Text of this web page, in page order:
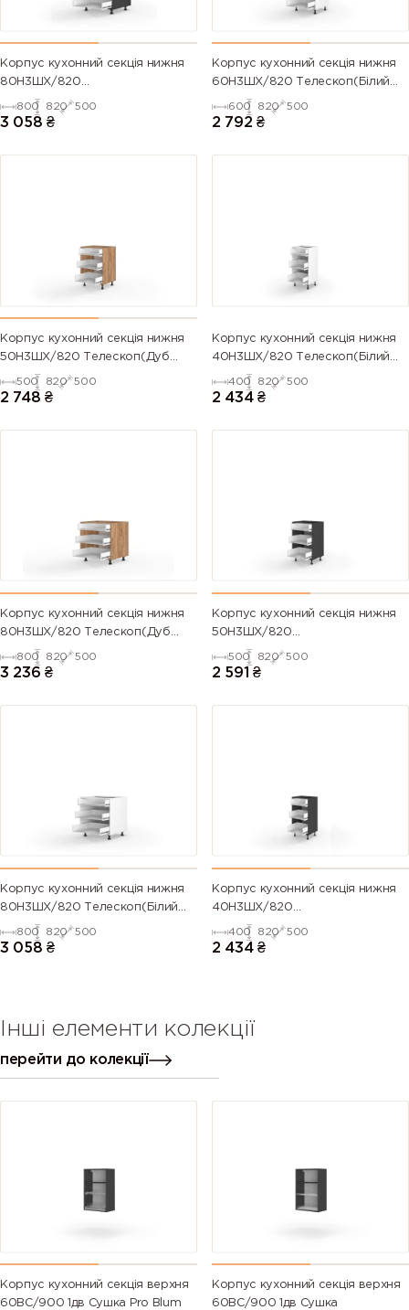
Корпус кухонний секція нижня
80Н3ШХ/820
Телескоп(Антрацит (Серія М))
800 820 500
3 058 ₴
Корпус кухонний секція нижня
60Н3ШХ/820 Телескоп(Білий
(Серія М))
600 820 500
2 792 ₴
Корпус кухонний секція нижня
50Н3ШХ/820 Телескоп(Дуб
Крафт (Серія М))
500 820 500
2 748 ₴
Корпус кухонний секція нижня
40Н3ШХ/820 Телескоп(Білий
(Серія М))
400 820 500
2 434 ₴
Корпус кухонний секція нижня
80Н3ШХ/820 Телескоп(Дуб
Крафт (Серія М))
800 820 500
3 236 ₴
Корпус кухонний секція нижня
50Н3ШХ/820
Телескоп(Антрацит (Серія М))
500 820 500
2 591 ₴
Корпус кухонний секція нижня
80Н3ШХ/820 Телескоп(Білий
(Серія М))
800 820 500
3 058 ₴
Корпус кухонний секція нижня
40Н3ШХ/820
Телескоп(Антрацит (Серія М))
400 820 500
2 434 ₴
Інші елементи колекції
перейти до колекції
Корпус кухонний секцiя верхня
60ВС/900 1дв Сушка Pro Blum
Корпус кухонний секцiя верхня
60ВС/900 1дв Сушка